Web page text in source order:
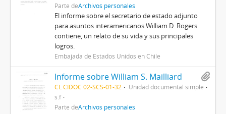
Parte deArchivos personales
El informe sobre el secretario de estado adjunto
para asuntos interamericanos William D. Rogers
contiene, un relato de su vida y sus principales
logros.
Embajada de Estados Unidos en Chile
Informe sobre William S. Mailliard
CL CIDOC 02-SCS-01-32
Unidad documental simple
s.f
Parte deArchivos personales